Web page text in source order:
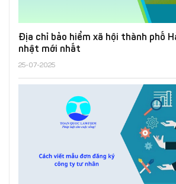
Địa chỉ bảo hiểm xã hội thành phố
nhật mới nhất
25-07-2025